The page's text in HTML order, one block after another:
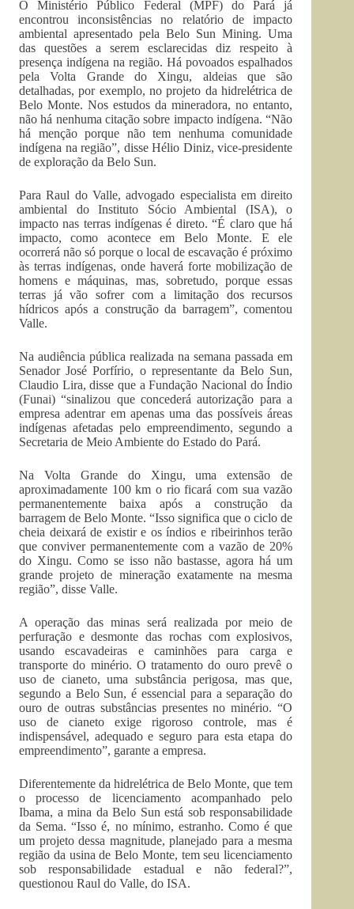
O Ministério Público Federal (MPF) do Pará já
encontrou inconsistências no relatório de impacto
ambiental apresentado pela Belo Sun Mining. Uma
das questões a serem esclarecidas diz respeito à
presença indígena na região. Há povoados espalhados
pela Volta Grande do Xingu, aldeias que são
detalhadas, por exemplo, no projeto da hidrelétrica de
Belo Monte. Nos estudos da mineradora, no entanto,
não há nenhuma citação sobre impacto indígena. “Não
há menção porque não tem nenhuma comunidade
indígena na região”, disse Hélio Diniz, vice-presidente
de exploração da Belo Sun.
Para Raul do Valle, advogado especialista em direito
ambiental do Instituto Sócio Ambiental (ISA), o
impacto nas terras indígenas é direto. “É claro que há
impacto, como acontece em Belo Monte. E ele
ocorrerá não só porque o local de escavação é próximo
às terras indígenas, onde haverá forte mobilização de
homens e máquinas, mas, sobretudo, porque essas
terras já vão sofrer com a limitação dos recursos
hídricos após a construção da barragem”, comentou
Valle.
Na audiência pública realizada na semana passada em
Senador José Porfírio, o representante da Belo Sun,
Claudio Lira, disse que a Fundação Nacional do Índio
(Funai) “sinalizou que concederá autorização para a
empresa adentrar em apenas uma das possíveis áreas
indígenas afetadas pelo empreendimento, segundo a
Secretaria de Meio Ambiente do Estado do Pará.
Na Volta Grande do Xingu, uma extensão de
aproximadamente 100 km o rio ficará com sua vazão
permanentemente baixa após a construção da
barragem de Belo Monte. “Isso significa que o ciclo de
cheia deixará de existir e os índios e ribeirinhos terão
que conviver permanentemente com a vazão de 20%
do Xingu. Como se isso não bastasse, agora há um
grande projeto de mineração exatamente na mesma
região”, disse Valle.
A operação das minas será realizada por meio de
perfuração e desmonte das rochas com explosivos,
usando escavadeiras e caminhões para carga e
transporte do minério. O tratamento do ouro prevê o
uso de cianeto, uma substância perigosa, mas que,
segundo a Belo Sun, é essencial para a separação do
ouro de outras substâncias presentes no minério. “O
uso de cianeto exige rigoroso controle, mas é
indispensável, adequado e seguro para esta etapa do
empreendimento”, garante a empresa.
Diferentemente da hidrelétrica de Belo Monte, que tem
o processo de licenciamento acompanhado pelo
Ibama, a mina da Belo Sun está sob responsabilidade
da Sema. “Isso é, no mínimo, estranho. Como é que
um projeto dessa magnitude, planejado para a mesma
região da usina de Belo Monte, tem seu licenciamento
sob responsabilidade estadual e não federal?”,
questionou Raul do Valle, do ISA.